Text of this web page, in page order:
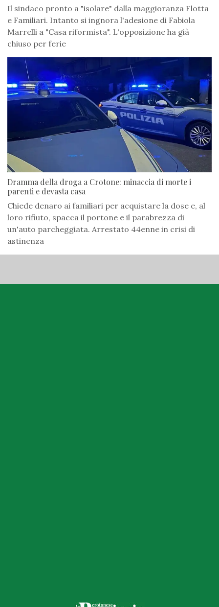
Il sindaco pronto a "isolare" dalla maggioranza Flotta
e Familiari. Intanto si ingnora l'adesione di Fabiola
Marrelli a "Casa riformista". L'opposizione ha già
chiuso per ferie
Dramma della droga a Crotone: minaccia di morte i
parenti e devasta casa
Chiede denaro ai familiari per acquistare la dose e, al
loro rifiuto, spacca il portone e il parabrezza di
un'auto parcheggiata. Arrestato 44enne in crisi di
astinenza